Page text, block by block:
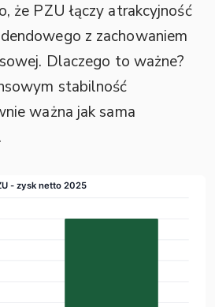
że PZU łączy atrakcyjność
z zachowaniem
Dlaczego to ważne?
stabilność
ważna jak sama